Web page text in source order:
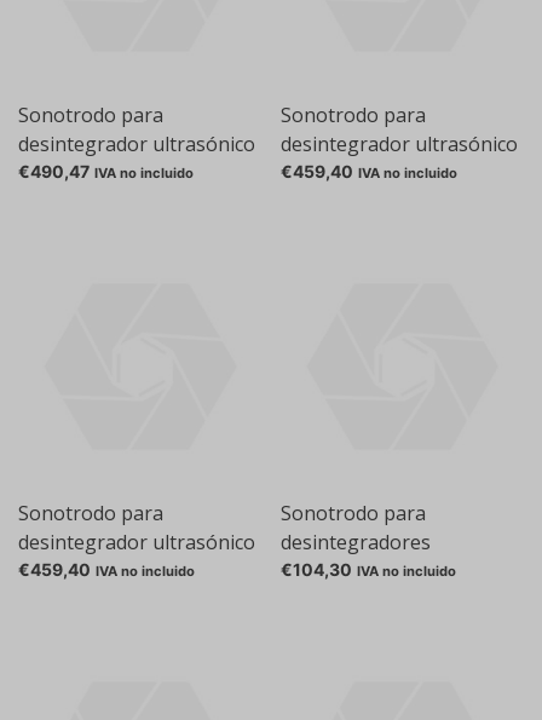
Sonotrodo para
desintegrador ultrasónico
UP200Ht, 14 mm, 80 mm,
€490,47 IVA no incluido
Sonotrodo para
desintegrador ultrasónico
UP200Ht, 2 mm, 120 mm,
€459,40 IVA no incluido
Sonotrodo para
desintegrador ultrasónico
UP200Ht, 7 mm, 95 mm,
€459,40 IVA no incluido
Sonotrodo para
desintegradores
ultrasónicos HD 2070 y HD
€104,30 IVA no incluido